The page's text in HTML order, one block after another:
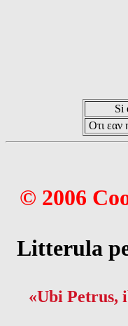
Si
Οτι εαν
© 2006
Litterula
«Ubi Petrus,